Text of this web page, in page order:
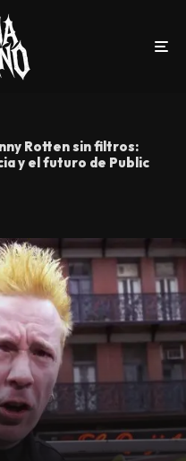
Rotten sin filtros:
y el futuro de Public